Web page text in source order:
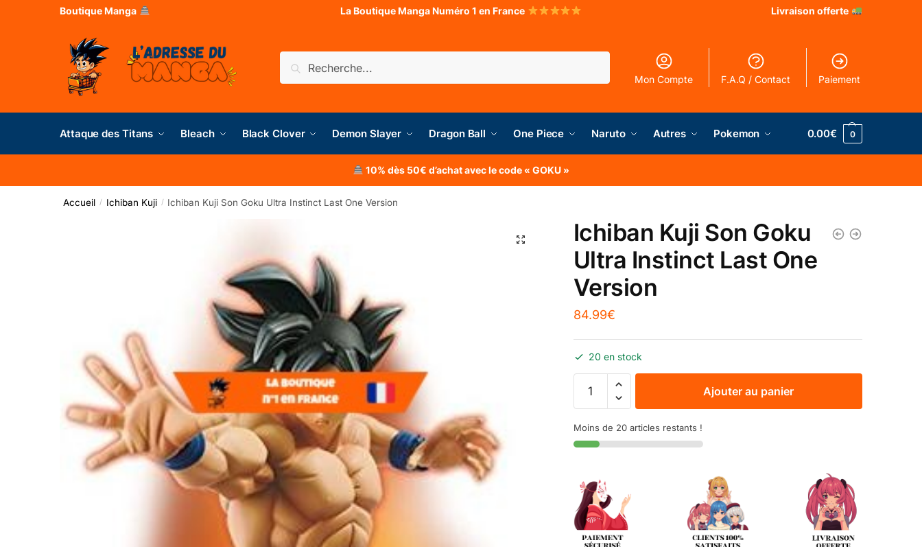
Boutique Manga La Boutique Manga Numéro 1 en France Livraison offerte
Mon Compte F.A.Q / Contact Paiement
Attaque des Titans Bleach Black Clover Demon Slayer Dragon Ball One Piece Naruto Autres Pokemon 0.00€ 0
10% dès 50€ d’achat avec le code « GOKU »
Accueil / Ichiban Kuji / Ichiban Kuji Son Goku Ultra Instinct Last One Version
Ichiban Kuji Son Goku
Ultra Instinct Last One
Version
84.99€
20 en stock
Ajouter au panier
Moins de 20 articles restants !